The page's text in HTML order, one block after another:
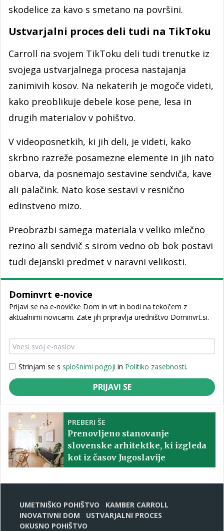
skodelice za kavo s smetano na površini.
Ustvarjalni proces deli tudi na TikToku
Carroll na svojem TikToku deli tudi trenutke iz
svojega ustvarjalnega procesa nastajanja
zanimivih kosov. Na nekaterih je mogoče videti,
kako preoblikuje debele kose pene, lesa in
drugih materialov v pohištvo.
V videoposnetkih, ki jih deli, je videti, kako
skrbno razreže posamezne elemente in jih nato
obarva, da posnemajo sestavine sendviča, kave
ali palačink. Nato kose sestavi v resnično
edinstveno mizo.
Preobrazbi samega materiala v veliko mlečno
rezino ali sendvič s sirom vedno ob bok postavi
tudi dejanski predmet v naravni velikosti.
Dominvrt e-novice
Prijavi se na e-novičke Dom in vrt in bodi na tekočem z
aktualnimi novicami. Zate jih pripravlja uredništvo Dominvrt.si.
Strinjam se s splošnimi pogoji in Politiko zasebnosti.
PRIJAVI SE
PREBERI ŠE
Prenovljeno stanovanje
slovenske arhitektke, ki izgleda
kot iz časov Jugoslavije
UMETNIŠKO POHIŠTVO
KAMBER CARROLL
INOVATIVNI DOM
USTVARJALNI PROCES
OKUSNO POHIŠTVO